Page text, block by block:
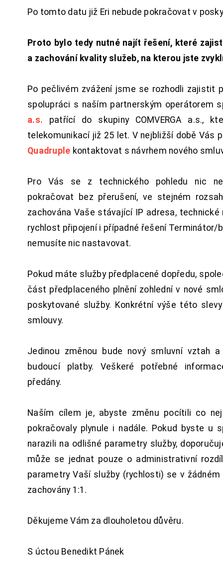
Po tomto datu již Eri nebude pokračovat v
Proto bylo tedy nutné najít řešení, které
a zachování kvality služeb, na kterou jste
Po pečlivém zvážení jsme se rozhodli zajistit
spolupráci s naším partnerským operátorem
a.s. patřící do skupiny COMVERGA a.s.,
telekomunikací již 25 let. V nejbližší době Vás
Quadruple kontaktovat s návrhem nového
Pro Vás se z technického pohledu nic
pokračovat bez přerušení, ve stejném
zachována Vaše stávající IP adresa, technické
rychlost připojení i případné řešení Terminátor/
nemusíte nic nastavovat.
Pokud máte služby předplacené dopředu,
část předplaceného plnění zohlední v nové
poskytované služby. Konkrétní výše této
smlouvy.
Jedinou změnou bude nový smluvní vztah
budoucí platby. Veškeré potřebné
předány.
Naším cílem je, abyste změnu pocítili co
pokračovaly plynule i nadále. Pokud byste u
narazili na odlišné parametry služby,
může se jednat pouze o administrativní
parametry Vaší služby (rychlosti) se v
zachovány 1:1.
Děkujeme Vám za dlouholetou důvěru.
S úctou Benedikt Pánek